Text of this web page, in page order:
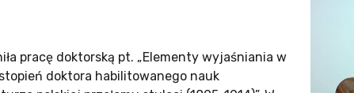
pracę doktorską pt. „Elementy wyjaśniania w
doktora habilitowanego nauk